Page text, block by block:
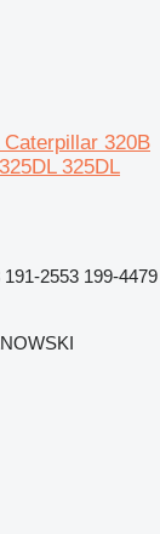
320B
325DL
2553 199-4479